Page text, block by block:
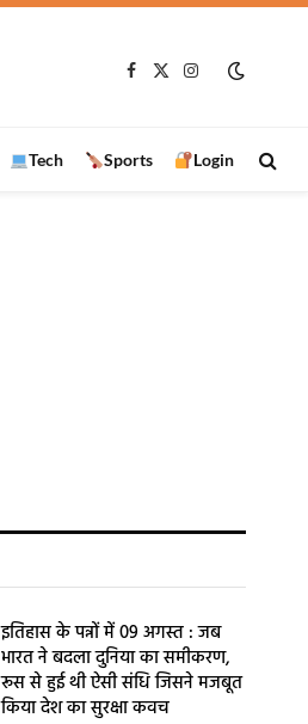
Facebook
X
Instagram
Tech Sports Login
इतिहास के पन्नों में 09 अगस्त : जब
भारत ने बदला दुनिया का समीकरण,
रूस से हुई थी ऐसी संधि जिसने मजबूत
किया देश का सुरक्षा कवच